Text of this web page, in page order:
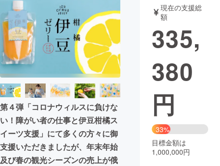
アート・写真 音楽
テクノロジー・ガジェット ゲーム・サ
映像・映画
ビジネス・起業
まちづくり・地域活性化
CAMPFIRE for Social Good
CAMPFIRE Creation
CAMPFIREふるさと納税machi-ya コミュニティ
第４弾「コロナウィルスに負けな
い！障がい者の仕事と伊豆柑橘ス
イーツ支援」にて多くの方々に御
支援いただきましたが、年末年始
及び春の観光シーズンの売上が俄
現在の支援総
額
335,
380
円
33%
目標金額は
1,000,000円